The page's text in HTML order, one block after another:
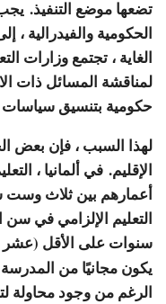
تضعها موضع التنفيذ.
الحكومية والفيدرالية
لمناقشة المسائل ذات
حكومية بتنسيق سياسات
لهذا السبب ، فإن بعض
الإقليم. في ألمانيا ،
أعمارهم بين ثلاث وست
التعليم الإلزامي في
سنوات على الأقل
يكون مجانيًا من المدرسة
الرغم من وجود محاولة